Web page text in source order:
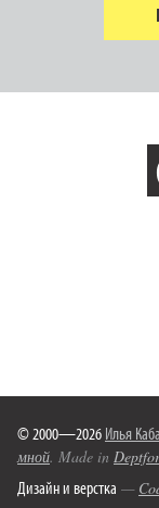
© 2000—2026 Илья
мной. Made in
Дизайн и верстка —